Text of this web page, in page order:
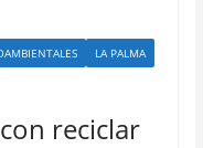
LA PALMA
reciclar